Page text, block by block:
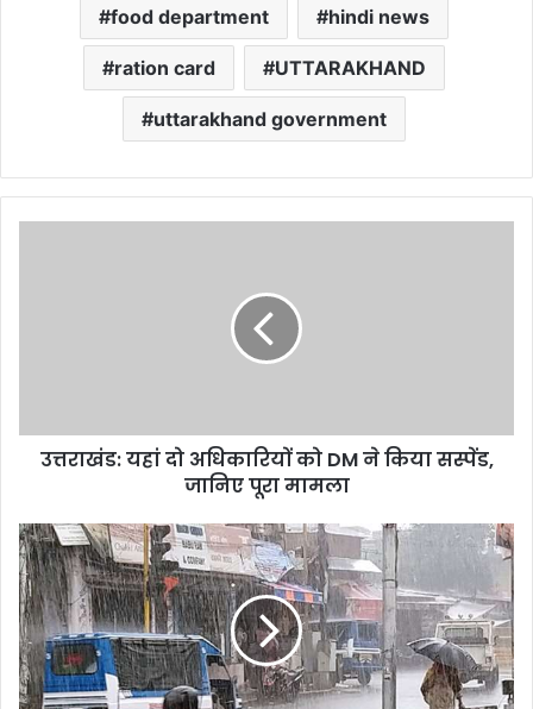
food department hindi news
ration card UTTARAKHAND
uttarakhand government
सस्पेंड,
जानिएउत्तराखंड: यहां दो अधिकारियों को DM ने किया सस्पेंड,
जानिए पूरा मामला
उत्तराखंड
का
फिर
बिगड़ेगा
मौसम
का
मिजाज,